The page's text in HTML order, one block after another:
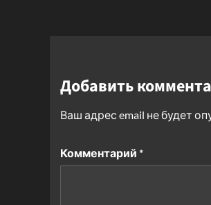
Добавить
Ваш адрес email не будет
Комментарий *